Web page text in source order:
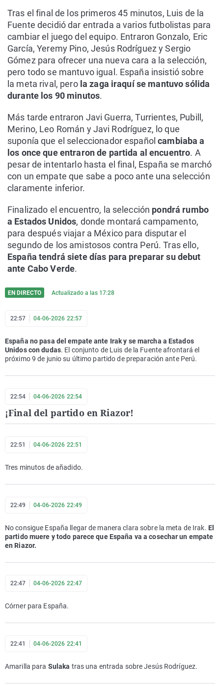
Tras el final de los primeros 45 minutos, Luis de la
Fuente decidió dar entrada a varios futbolistas para
cambiar el juego del equipo. Entraron Gonzalo, Eric
García, Yeremy Pino, Jesús Rodríguez y Sergio
Gómez para ofrecer una nueva cara a la selección,
pero todo se mantuvo igual. España insistió sobre
la meta rival, pero la zaga iraquí se mantuvo sólida
durante los 90 minutos.
Más tarde entraron Javi Guerra, Turrientes, Pubill,
Merino, Leo Román y Javi Rodríguez, lo que
suponía que el seleccionador españolcambiaba a
los once que entraron de partida al encuentro. A
pesar de intentarlo hasta el final, España se marchó
con un empate que sabe a poco ante una selección
claramente inferior.
Finalizado el encuentro, la selección pondrá rumbo
a Estados Unidos, donde montará campamento,
para después viajar a México para disputar el
segundo de los amistosos contra Perú. Tras ello,
España tendrá siete días para preparar su debut
ante Cabo Verde.
EN DIRECTO Actualizado a las 17:28
22:57 04-06-2026 22:57
España no pasa del empate ante Irak y se marcha a Estados
Unidos con dudas. El conjunto de Luis de la Fuente afrontará el
próximo 9 de junio su último partido de preparación ante Perú.
22:54 04-06-2026 22:54
¡Final del partido en Riazor!
22:51 04-06-2026 22:51
Tres minutos de añadido.
22:49 04-06-2026 22:49
No consigue España llegar de manera clara sobre la meta de Irak. El
partido muere y todo parece que España va a cosechar un empate
en Riazor.
22:47 04-06-2026 22:47
Córner para España.
22:41 04-06-2026 22:41
Amarilla para Sulaka tras una entrada sobre Jesús Rodríguez.